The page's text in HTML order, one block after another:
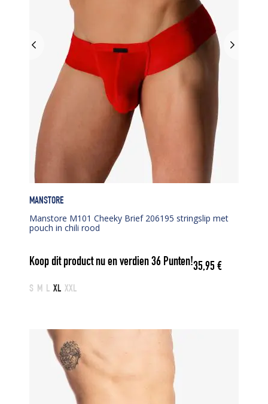
MANSTORE
Manstore M101 Cheeky Brief 206195 stringslip met
pouch in chili rood
Koop dit product nu en verdien36 Punten!35,95€
S M L XL XXL